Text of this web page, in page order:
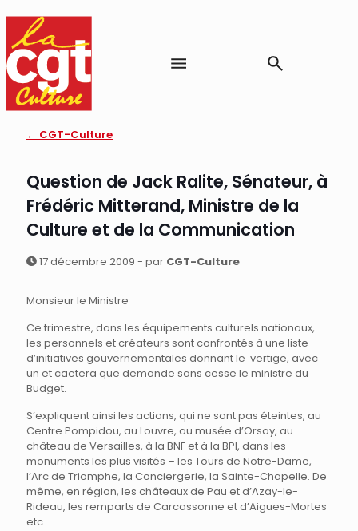
← CGT-Culture
Question de Jack Ralite, Sénateur, à
Frédéric Mitterand, Ministre de la
Culture et de la Communication
17 décembre 2009 - par CGT-Culture
Monsieur le Ministre
Ce trimestre, dans les équipements culturels nationaux,
les personnels et créateurs sont confrontés à une liste
d’initiatives gouvernementales donnant le vertige, avec
un et caetera que demande sans cesse le ministre du
Budget.
S’expliquent ainsi les actions, qui ne sont pas éteintes, au
Centre Pompidou, au Louvre, au musée d’Orsay, au
château de Versailles, à la BNF et à la BPI, dans les
monuments les plus visités – les Tours de Notre-Dame,
l’Arc de Triomphe, la Conciergerie, la Sainte-Chapelle. De
même, en région, les châteaux de Pau et d’Azay-le-
Rideau, les remparts de Carcassonne et d’Aigues-Mortes
etc.